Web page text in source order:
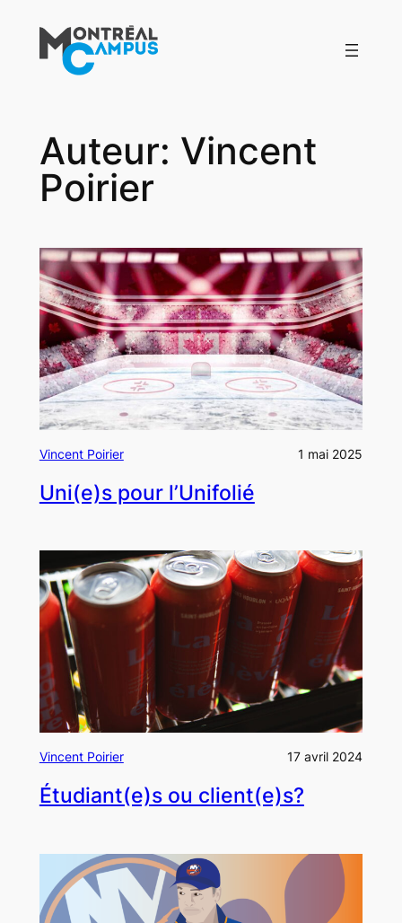
contenu
Auteur: Vincent
Poirier
Vincent Poirier 1 mai 2025
Uni(e)s pour l’Unifolié
Vincent Poirier 17 avril 2024
Étudiant(e)s ou client(e)s?